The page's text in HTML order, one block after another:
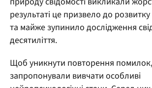
результаті це призвело до розвитку
та майже зупинило дослідження
десятиліття.
Щоб уникнути повторення
запропонували вивчати особливі